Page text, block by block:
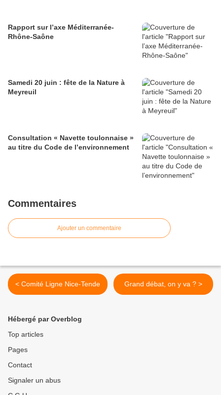
Rapport sur l’axe Méditerranée-
Rhône-Saône
Samedi 20 juin : fête de la Nature à
Meyreuil
Consultation « Navette toulonnaise »
au titre du Code de l’environnement
Commentaires
Ajouter un commentaire
< Comité Ligne Nice-Tende Grand débat, on y va ? >
Hébergé par Overblog
Top articles
Pages
Contact
Signaler un abus